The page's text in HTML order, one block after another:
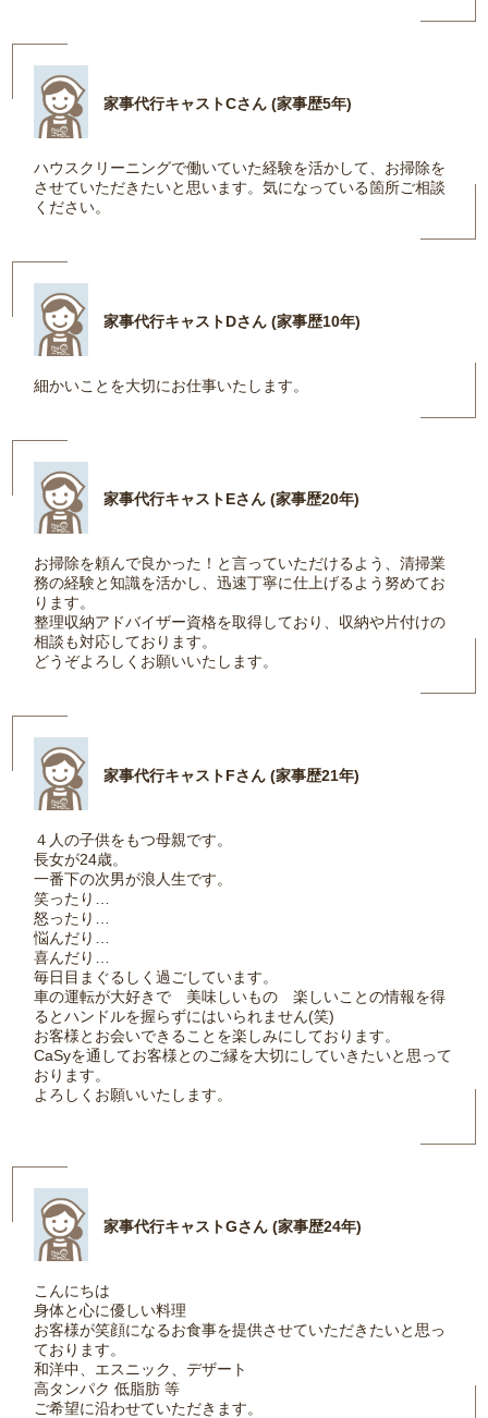
家事代行キャストCさん (家事歴5年)
ハウスクリーニングで働いていた経験を活かして、お掃除を
させていただきたいと思います。気になっている箇所ご相談
ください。
家事代行キャストDさん (家事歴10年)
細かいことを大切にお仕事いたします。
家事代行キャストEさん (家事歴20年)
お掃除を頼んで良かった！と言っていただけるよう、清掃業
務の経験と知識を活かし、迅速丁寧に仕上げるよう努めてお
ります。
整理収納アドバイザー資格を取得しており、収納や片付けの
相談も対応しております。
どうぞよろしくお願いいたします。
家事代行キャストFさん (家事歴21年)
４人の子供をもつ母親です。
長女が24歳。
一番下の次男が浪人生です。
笑ったり…
怒ったり…
悩んだり…
喜んだり…
毎日目まぐるしく過ごしています。
車の運転が大好きで 美味しいもの 楽しいことの情報を得
るとハンドルを握らずにはいられません(笑)
お客様とお会いできることを楽しみにしております。
CaSyを通してお客様とのご縁を大切にしていきたいと思って
おります。
よろしくお願いいたします。
家事代行キャストGさん (家事歴24年)
こんにちは
身体と心に優しい料理
お客様が笑顔になるお食事を提供させていただきたいと思っ
ております。
和洋中、エスニック、デザート
高タンパク 低脂肪 等
ご希望に沿わせていただきます。